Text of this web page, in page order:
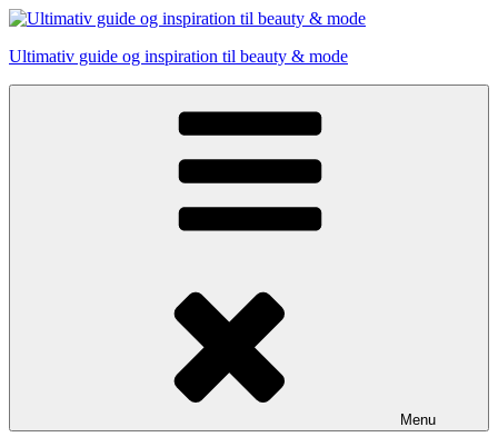
Skip
content
Ultimativ guide og inspiration til beauty & mode
Menu